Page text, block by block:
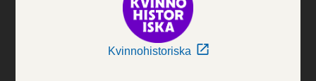
Kvinnohistoriska